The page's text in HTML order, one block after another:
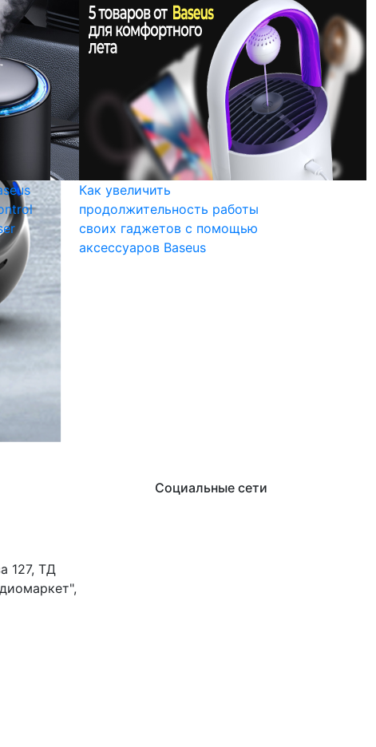
Как увеличить
продолжительность работы
своих гаджетов с помощью
аксессуаров Baseus
127, ТД
Социальные сети